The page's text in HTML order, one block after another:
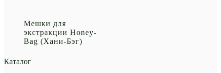
Мешки для
экстракции Honey-
Bag (Хани-Бэг)
Каталог